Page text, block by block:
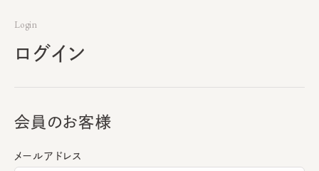
Login
ログイン
会員のお客様
メールアドレス